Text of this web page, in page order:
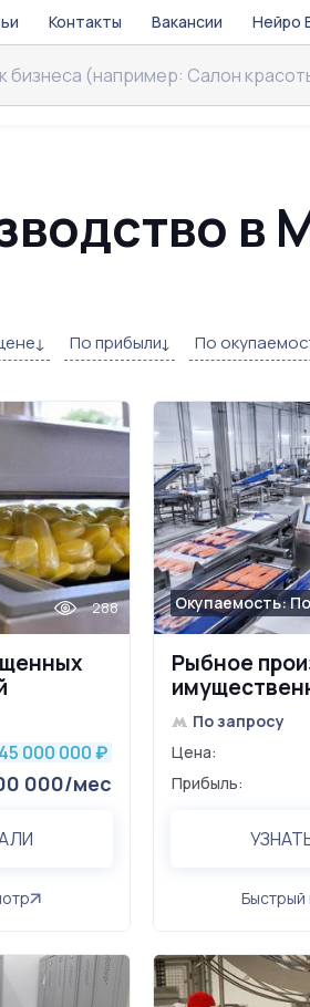
Контакты Вакансии Нейро
в
По прибыли По
288
45 000 000 ₽
000/мес
Рыбное
комплексом и
Окупаемость:
По запросу
Цена:
Прибыль: